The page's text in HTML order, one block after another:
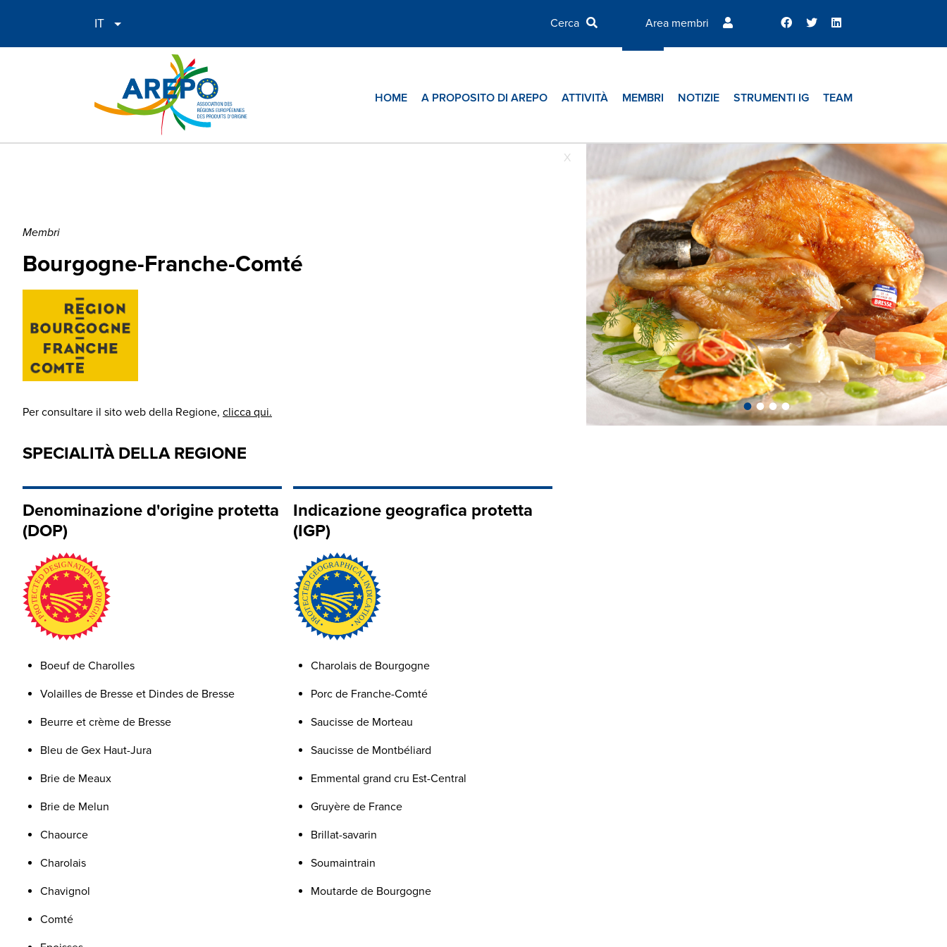
Area membri
HOME A PROPOSITO DI AREPO ATTIVITÀ MEMBRI NOTIZIE STRUMENTI IG TEAM
X
Membri
Bourgogne-Franche-Comté
Per consultare il sito web della Regione, clicca qui.
SPECIALITÀ DELLA REGIONE
Denominazione d'origine protetta
(DOP)
Boeuf de Charolles
Volailles de Bresse et Dindes de Bresse
Beurre et crème de Bresse
Bleu de Gex Haut-Jura
Brie de Meaux
Brie de Melun
Chaource
Charolais
Chavignol
Comté
Indicazione geografica protetta
(IGP)
Charolais de Bourgogne
Porc de Franche-Comté
Saucisse de Morteau
Saucisse de Montbéliard
Emmental grand cru Est-Central
Gruyère de France
Brillat-savarin
Soumaintrain
Moutarde de Bourgogne
••••